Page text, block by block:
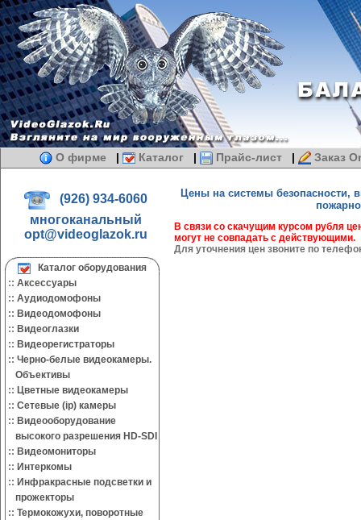
О фирме | Каталог | Прайс-лист | Заказ
(926) 934-6060
многоканальный
opt@videoglazok.ru
Каталог оборудования
:: Аксессуары
:: Аудиодомофоны
:: Видеодомофоны
:: Видеоглазки
:: Видеорегистраторы
:: Черно-белые видеокамеры.
Объективы
:: Цветные видеокамеры
:: Сетевые (ip) камеры
:: Видеооборудование
высокого разрешения HD-SDI
:: Видеомониторы
:: Интеркомы
:: Инфракрасные подсветки и
прожекторы
:: Термокожухи, поворотные
Цены на системы безопасности,
В связи со скачущим курсом рубля
могут не совпадать с действующими.
Для уточнения цен звоните по